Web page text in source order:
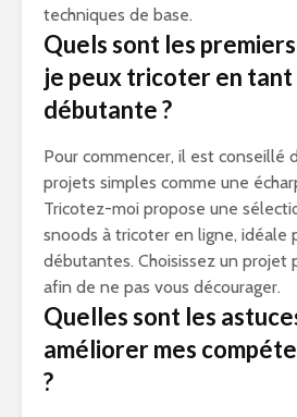
techniques de base.
Quels sont les
je peux tricoter en tant
débutante ?
Pour commencer, il est conseillé
projets simples comme une
Tricotez-moi propose une
snoods à tricoter en ligne, idéale
débutantes. Choisissez un projet
afin de ne pas vous décourager.
Quelles sont les
améliorer mes
?